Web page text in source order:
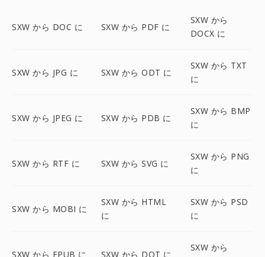
SXW から DOC に SXW から PDF に
SXW から
DOCX に
SXW から JPG に SXW から ODT に
SXW から TXT
に
SXW から JPEG に SXW から PDB に
SXW から BMP
に
SXW から RTF に SXW から SVG に
SXW から PNG
に
SXW から MOBI に
SXW から HTML
に
SXW から PSD
に
SXW から EPUB に SXW から DOT に
SXW から